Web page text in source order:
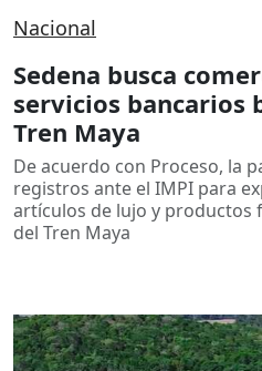
Nacional
Sedena busca
servicios bancarios
Tren Maya
De acuerdo con Proceso, la
registros ante el IMPI para
artículos de lujo y productos
del Tren Maya